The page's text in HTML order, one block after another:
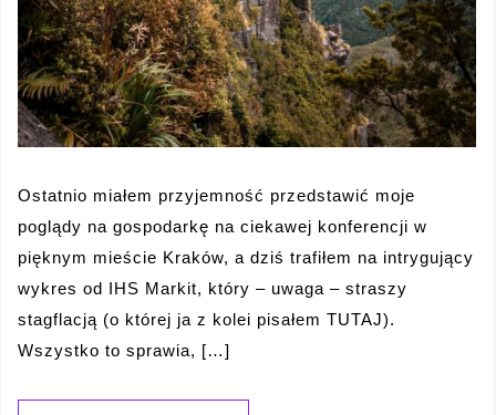
Ostatnio miałem przyjemność przedstawić moje
poglądy na gospodarkę na ciekawej konferencji w
pięknym mieście Kraków, a dziś trafiłem na intrygujący
wykres od IHS Markit, który – uwaga – straszy
stagflacją (o której ja z kolei pisałem TUTAJ).
Wszystko to sprawia, […]